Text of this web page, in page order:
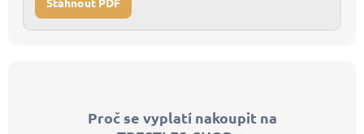
Proč se vyplatí nakoupit na